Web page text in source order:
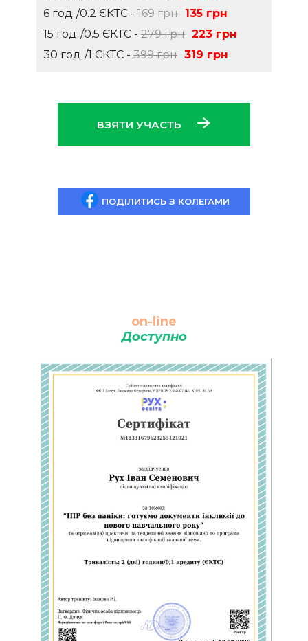
6 год./0.2 ЄКТС - 169 грн 135 грн
15 год./0.5 ЄКТС - 279 грн 223 грн
30 год./1 ЄКТС - 399 грн 319 грн
ВЗЯТИ УЧАСТЬ
ПОДІЛИТИСЬ З КОЛЕГАМИ
on-line
Доступно